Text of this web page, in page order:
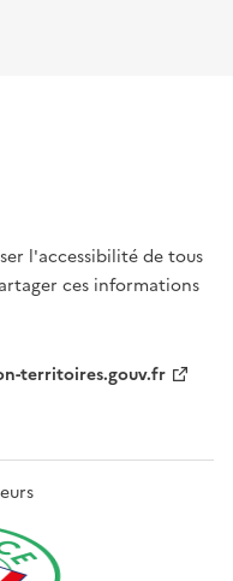
l'accessibilité de tous
ces informations
territoires.gouv.fr